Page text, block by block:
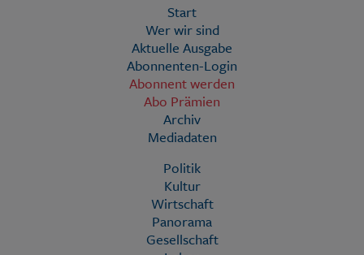
Start
Wer wir sind
Aktuelle Ausgabe
Abonnenten-Login
Abonnent werden
Abo Prämien
Archiv
Mediadaten
Politik
Kultur
Wirtschaft
Panorama
Gesellschaft